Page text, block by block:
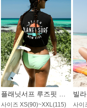
사이즈 XS(90)~XXL(115)